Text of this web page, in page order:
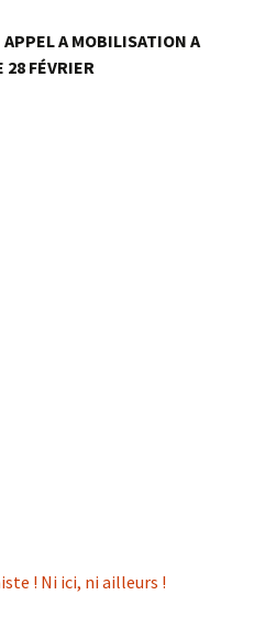
A
28 FÉVRIER
! Ni ici, ni ailleurs !